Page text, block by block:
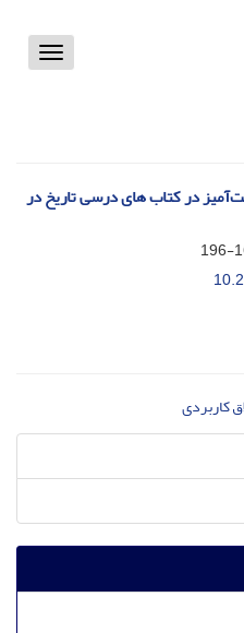
Toggle
در کتاب های درسی تاریخ در